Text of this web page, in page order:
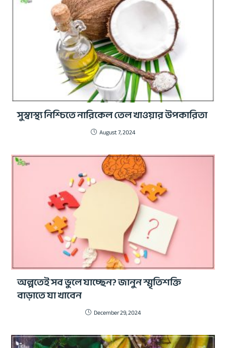
সুস্বাস্থ্য নিশ্চিতে নারিকেল তেল খাওয়ার উপকারিতা
August 7, 2024
অল্পতেই সব ভুলে যাচ্ছেন? জানুন স্মৃতিশক্তি
বাড়াতে যা খাবেন
December 29, 2024